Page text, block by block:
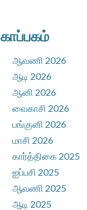
காப்பகம்
ஆவணி 2026
ஆடி 2026
ஆனி 2026
வைகாசி 2026
பங்குனி 2026
மாசி 2026
கார்த்திகை 2025
ஐப்பசி 2025
ஆவணி 2025
ஆடி 2025